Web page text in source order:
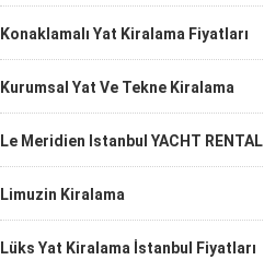
Konaklamalı Yat Kiralama Fiyatları
Kurumsal Yat Ve Tekne Kiralama
Le Meridien Istanbul YACHT RENTAL
Limuzin Kiralama
Lüks Yat Kiralama İstanbul Fiyatları